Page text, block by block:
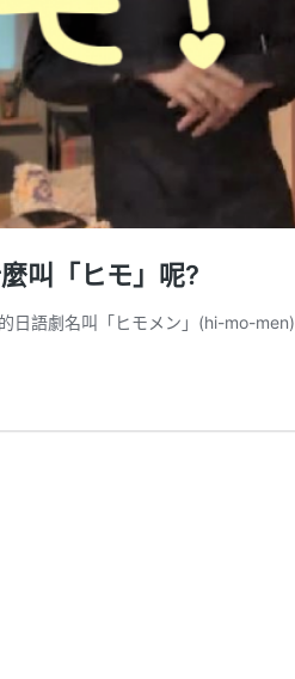
叫「ヒモ」呢?
日語劇名叫「ヒモメン」(hi-mo-